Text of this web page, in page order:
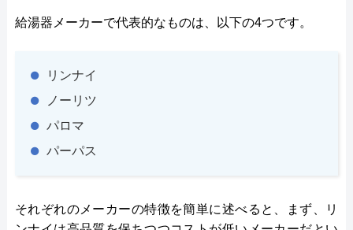
給湯器メーカーで代表的なものは、以下の4つです。
リンナイ
ノーリツ
パロマ
パーパス
それぞれのメーカーの特徴を簡単に述べると、まず、リ